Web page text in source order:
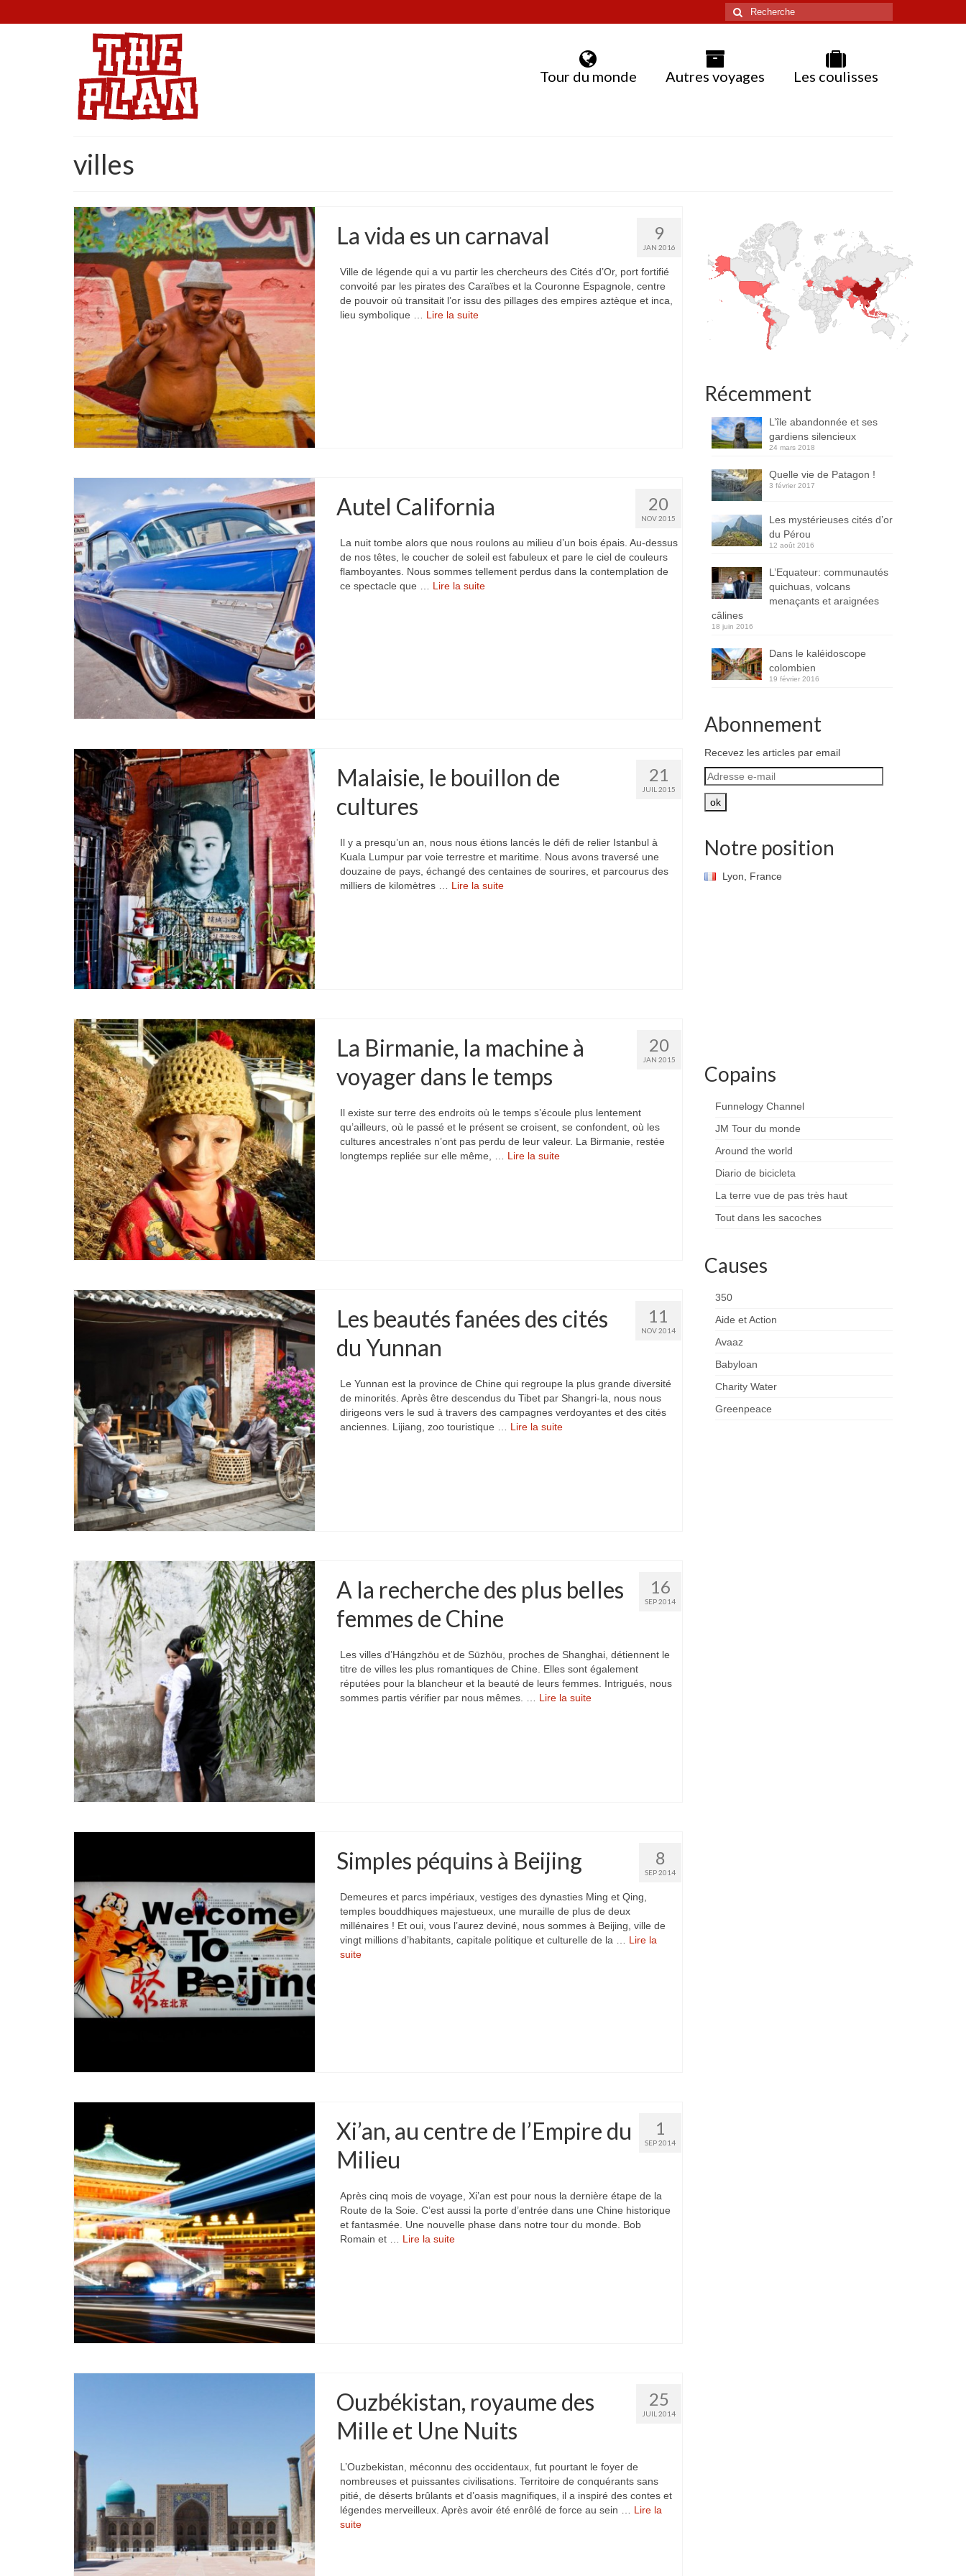
Rechercher
:
Tour du monde Autres voyages Les coulisses
villes
9
JAN 2016
La vida es un carnaval
Ville de légende qui a vu partir les chercheurs des Cités d’Or, port fortifié
convoité par les pirates des Caraïbes et la Couronne Espagnole, centre
de pouvoir où transitait l’or issu des pillages des empires aztèque et inca,
lieu symbolique … Lire la suite­­
20
NOV 2015
Autel California
La nuit tombe alors que nous roulons au milieu d’un bois épais. Au-dessus
de nos têtes, le coucher de soleil est fabuleux et pare le ciel de couleurs
flamboyantes. Nous sommes tellement perdus dans la contemplation de
ce spectacle que … Lire la suite­­
21
JUIL 2015
Malaisie, le bouillon de
cultures
Il y a presqu’un an, nous nous étions lancés le défi de relier Istanbul à
Kuala Lumpur par voie terrestre et maritime. Nous avons traversé une
douzaine de pays, échangé des centaines de sourires, et parcourus des
milliers de kilomètres … Lire la suite­­
20
JAN 2015
La Birmanie, la machine à
voyager dans le temps
Il existe sur terre des endroits où le temps s’écoule plus lentement
qu’ailleurs, où le passé et le présent se croisent, se confondent, où les
cultures ancestrales n’ont pas perdu de leur valeur. La Birmanie, restée
longtemps repliée sur elle même, … Lire la suite­­
11
NOV 2014
Les beautés fanées des cités
du Yunnan
Le Yunnan est la province de Chine qui regroupe la plus grande diversité
de minorités. Après être descendus du Tibet par Shangri-la, nous nous
dirigeons vers le sud à travers des campagnes verdoyantes et des cités
anciennes. Lijiang, zoo touristique … Lire la suite­­
16
SEP 2014
A la recherche des plus belles
femmes de Chine
Les villes d’Hángzhōu et de Sūzhōu, proches de Shanghai, détiennent le
titre de villes les plus romantiques de Chine. Elles sont également
réputées pour la blancheur et la beauté de leurs femmes. Intrigués, nous
sommes partis vérifier par nous mêmes. … Lire la suite­­
8
SEP 2014
Simples péquins à Beijing
Demeures et parcs impériaux, vestiges des dynasties Ming et Qing,
temples bouddhiques majestueux, une muraille de plus de deux
millénaires ! Et oui, vous l’aurez deviné, nous sommes à Beijing, ville de
vingt millions d’habitants, capitale politique et culturelle de la … Lire la
suite­­
1
SEP 2014
Xi’an, au centre de l’Empire du
Milieu
Après cinq mois de voyage, Xi’an est pour nous la dernière étape de la
Route de la Soie. C’est aussi la porte d’entrée dans une Chine historique
et fantasmée. Une nouvelle phase dans notre tour du monde. Bob
Romain et … Lire la suite­­
25
JUIL 2014
Ouzbékistan, royaume des
Mille et Une Nuits
L’Ouzbekistan, méconnu des occidentaux, fut pourtant le foyer de
nombreuses et puissantes civilisations. Territoire de conquérants sans
pitié, de déserts brûlants et d’oasis magnifiques, il a inspiré des contes et
légendes merveilleux. Après avoir été enrôlé de force au sein … Lire la
suite­­
Récemment
L’île abandonnée et ses
gardiens silencieux
24 mars 2018
Quelle vie de Patagon !
3 février 2017
Les mystérieuses cités d’or
du Pérou
12 août 2016
L’Equateur: communautés
quichuas, volcans
menaçants et araignées
câlines
18 juin 2016
Dans le kaléidoscope
colombien
19 février 2016
Abonnement
Recevez les articles par email
Adresse
e-
mail
ok
Notre position
Lyon, France
Copains
Funnelogy Channel
JM Tour du monde
Around the world
Diario de bicicleta
La terre vue de pas très haut
Tout dans les sacoches
Causes
350
Aide et Action
Avaaz
Babyloan
Charity Water
Greenpeace